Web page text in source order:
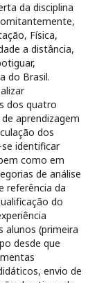
da disciplina
Física,
a distância,
do Brasil.
dos quatro
aprendizagem
dos
identificar
como em
de análise
referência da
do
alunos (primeira
desde que
envio de